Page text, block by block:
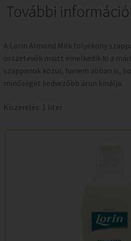
További
A Lorin Almond Milk folyékony
összetevők miatt emelkedik ki a
szappanok közül, hanem abban is,
minőséget kedvezőbb áron kínálja.
Kiszerelés: 1 liter